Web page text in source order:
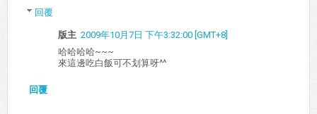
回覆
版主 2009年10月7日 下午3:32:00 [GMT+8]
哈哈哈哈~~~
來這邊吃白飯可不划算呀^^
回覆